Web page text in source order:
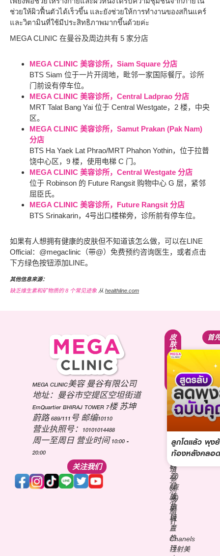
ช่วยให้ผิวฟื้นตัวได้เร็วขึ้น และยังช่วยให้การทำงานของสกินแคร์
และวิตามินที่ใช้มีประสิทธิภาพมากขึ้นด้วยค่ะ
MEGA CLINIC 在曼谷及周边共有 5 家分店
MEGA CLINIC 美容诊所，Siam Square 分店
BTS Siam 位于一片开阔地，毗邻一家国际餐厅。诊所
门前设有停车位。
MEGA CLINIC 美容诊所，Central Ladprao 分店
MRT Talat Bang Yai 位于 Central Westgate，2 楼，中央
区。
MEGA CLINIC 美容诊所，Samut Prakan (Pak Nam)
分店
BTS Ha Yaek Lat Phrao/MRT Phahon Yothin，位于拉普
饶中心区，9 楼，使用电梯 C 门。
MEGA CLINIC 美容诊所，Central Westgate 分店
位于 Robinson 的 Future Rangsit 购物中心 G 层，紧邻
屈臣氏。
MEGA CLINIC 美容诊所，Future Rangsit 分店
BTS Srinakarin，4号出口楼梯旁，诊所前有停车位。
如果有人想拥有健康的皮肤但不知道该怎么做，可以在LINE
Official：@megaclinic（带@）免费预约咨询医生，或者点击
下方绿色按钮添加LINE。
其他信息来源：
缺乏维生素和矿物质的 8 个常见迹象 从 healthline.com
MEGA CLINIC美容 曼谷有限公司
地址：曼谷市空提区空坦街道
EmQuartier BHIRAJ TOWER 7楼 苏坤
蔚路 689/111号 邮编10110
营业执照号：10101014488
周一至周日 营业时间 10:00 -
20:00
关注我们
面
部
轮
廓
调
整
项
目
肉
毒
杆
(玻
尿
填
充
剂
溶
脂
针
紧
致
提
升
程
第
三
代
海
波
(超
声
刀)
韩
版
热
玛
吉
热
玛
皮
肤
护
理
疗
程
美
白
针
祛
针
维
他
命
(点
滴)
丽
珠
兰
Chanels
注射美
首
ลูกโตแล้ว พุง
ท้องหลังคลอ